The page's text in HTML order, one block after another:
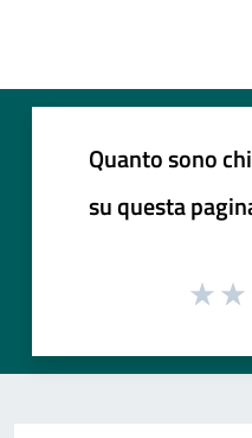
Quanto sono
su questa